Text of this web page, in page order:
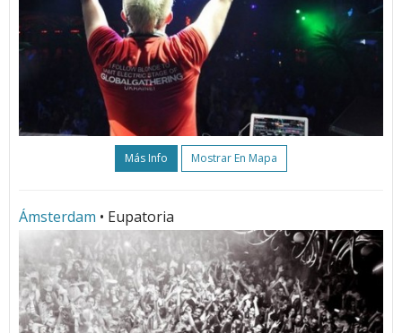
Más Info Mostrar En Mapa
Ámsterdam • Eupatoria